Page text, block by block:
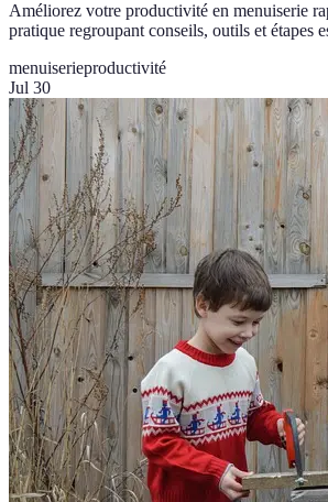
Améliorez votre productivité en menuiserie
pratique regroupant conseils, outils et étapes
menuiserieproductivité
Jul 30